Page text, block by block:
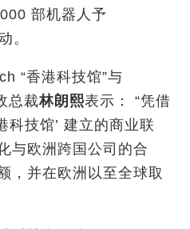
部机器人予
。
“香港科技馆”与
总裁林朗熙表示： “凭借
科技馆’ 建立的商业联
与欧洲跨国公司的合
，并在欧洲以至全球取